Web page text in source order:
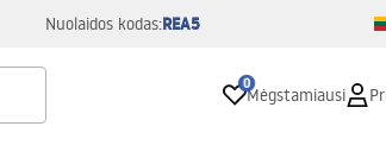
Nuolaidos kodas:REA5
0
Mėgstamiausi